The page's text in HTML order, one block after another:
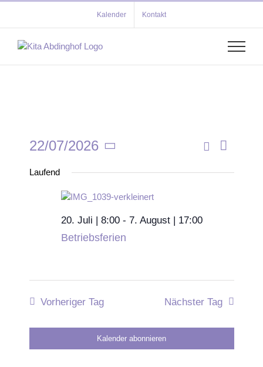
springen
Kalender Kontakt
Suche
Tag
22/07/2026
wählen.
Laufend
20. Juli | 8:00- 7. August | 17:00
Betriebsferien
Vorheriger Tag Nächster Tag
Kalender abonnieren